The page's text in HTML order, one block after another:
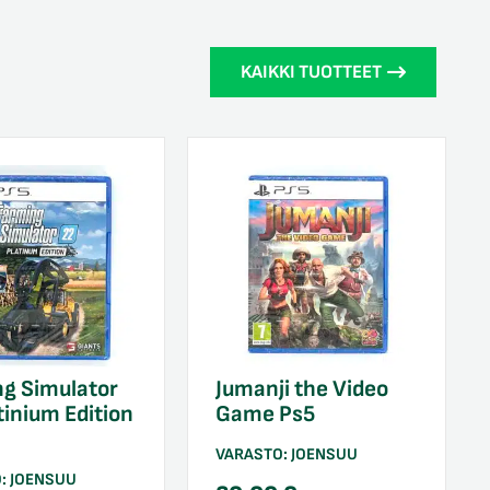
KAIKKI TUOTTEET
Simulator
Edition
JOENSUU
Jumanji the Video
Game Ps5
VARASTO:JOENSUU